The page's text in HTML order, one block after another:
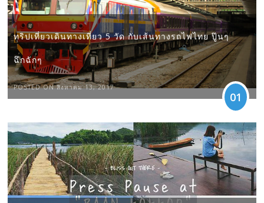
ทริปเที่ยวเดินทางเที่ยว 5 วัด กับเส้นทางรถไฟไทย ปู๊นๆ
ฉึกฉักๆ
POSTED ON สิงหาคม 13, 2017
01